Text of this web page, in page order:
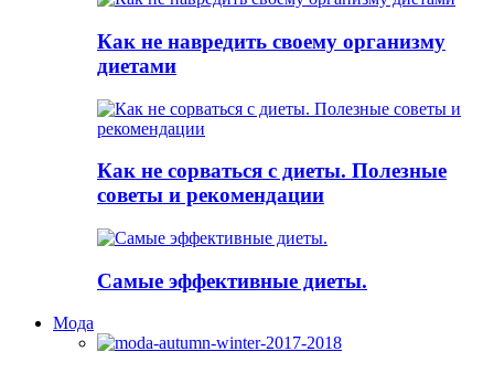
Как не навредить своему организму
диетами
Как не сорваться с диеты. Полезные
советы и рекомендации
Самые эффективные диеты.
Мода